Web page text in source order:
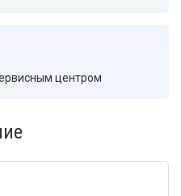
центром